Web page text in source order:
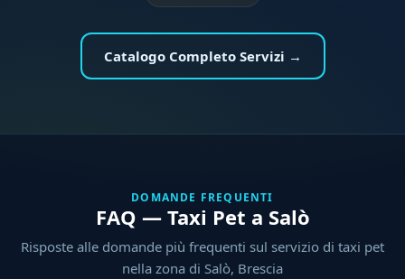
Catalogo Completo Servizi →
DOMANDE FREQUENTI
FAQ — Taxi Pet a Salò
Risposte alle domande più frequenti sul servizio di taxi pet
nella zona di Salò, Brescia